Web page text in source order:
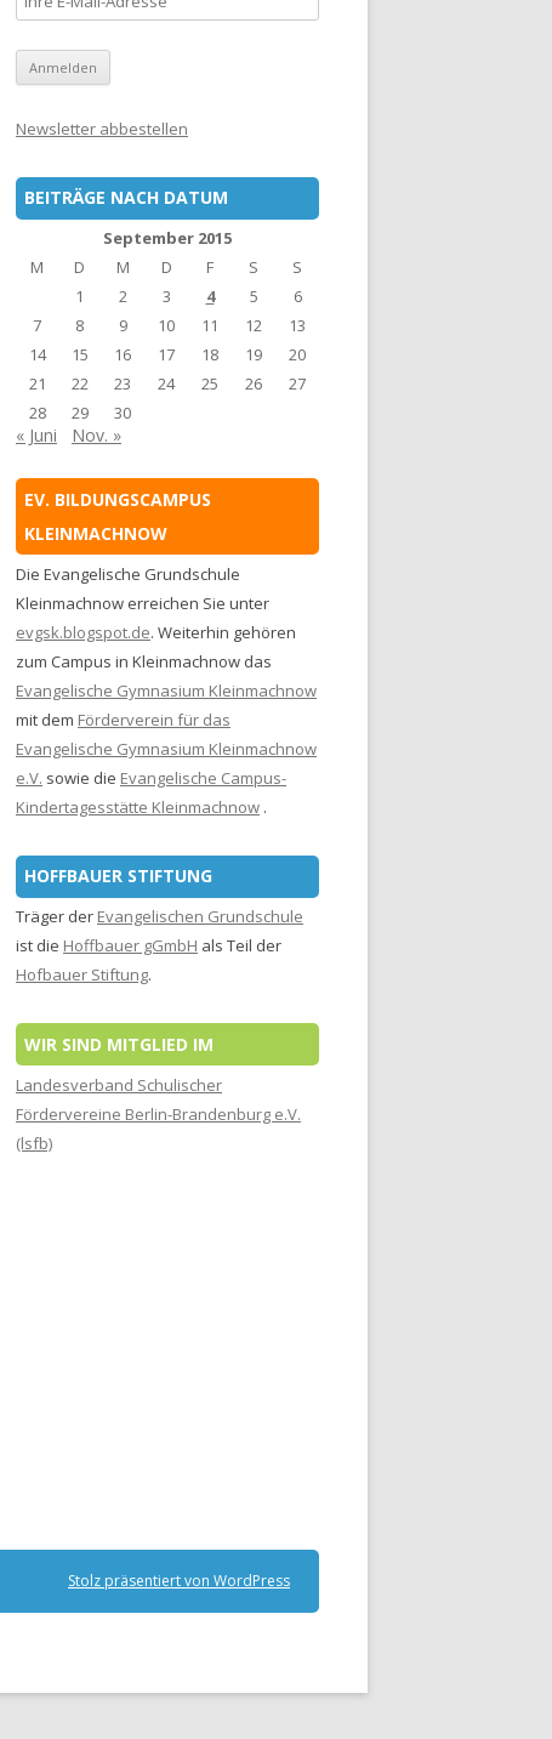
Newsletter abbestellen
BEITRÄGE NACH DATUM
September 2015
M
D M D F S
S
1
2 3 4 5
6
7
8 9 10 11 12
13
14
15 16 17 18 19
20
21
22 23 24 25 26
27
28
29 30
« Juni Nov. »
EV. BILDUNGSCAMPUS
KLEINMACHNOW
Die Evangelische Grundschule
Kleinmachnow erreichen Sie unter
evgsk.blogspot.de. Weiterhin gehören
zum Campus in Kleinmachnow das
Evangelische Gymnasium Kleinmachnow
mit dem Förderverein für das
Evangelische Gymnasium Kleinmachnow
e.V. sowie die Evangelische Campus-
Kindertagesstätte Kleinmachnow .
HOFFBAUER STIFTUNG
Träger der Evangelischen Grundschule
ist die Hoffbauer gGmbH als Teil der
Hofbauer Stiftung.
WIR SIND MITGLIED IM
Landesverband Schulischer
Fördervereine Berlin-Brandenburg e.V.
(lsfb)
Stolz präsentiert von WordPress